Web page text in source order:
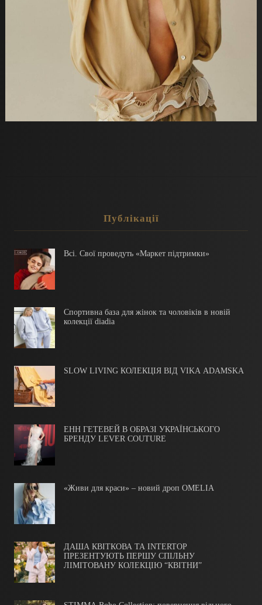
Публікації
Всі. Свої проведуть «Маркет підтримки»
Спортивна база для жінок та чоловіків в новій
колекції diadia
SLOW LIVING КОЛЕКЦІЯ ВІД VIKA ADAMSKA
ЕНН ГЕТЕВЕЙ В ОБРАЗІ УКРАЇНСЬКОГО
БРЕНДУ LEVER COUTURE
«Живи для краси» – новий дроп OMELIA
ДАША КВІТКОВА ТА INTERTOP
ПРЕЗЕНТУЮТЬ ПЕРШУ СПІЛЬНУ
ЛІМІТОВАНУ КОЛЕКЦІЮ “КВІТНИ”